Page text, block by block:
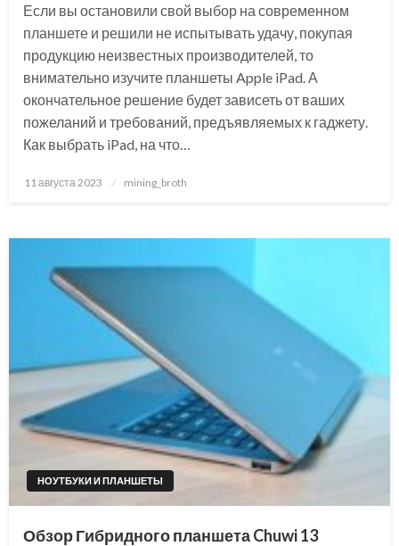
Если вы остановили свой выбор на современном
планшете и решили не испытывать удачу, покупая
продукцию неизвестных производителей, то
внимательно изучите планшеты Apple iPad. А
окончательное решение будет зависеть от ваших
пожеланий и требований, предъявляемых к гаджету.
Как выбрать iPad, на что…
Posted
11 августа 2023 mining_broth
НОУТБУКИ И ПЛАНШЕТЫ
Обзор Гибридного планшета Chuwi 13